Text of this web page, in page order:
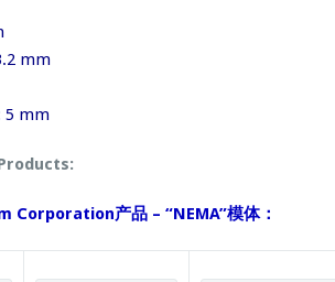
mm
5 mm
Corporation产品 – “NEMA”模体：